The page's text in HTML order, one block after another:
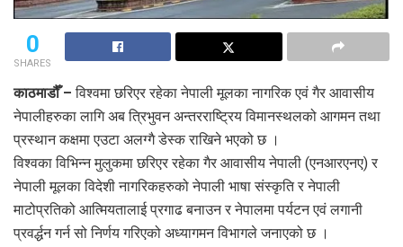
0
SHARES
काठमाडौँ – विश्वमा छरिएर रहेका नेपाली मूलका नागरिक एवं गैर आवासीय
नेपालीहरुका लागि अब त्रिभुवन अन्तरराष्ट्रिय विमानस्थलको आगमन तथा
प्रस्थान कक्षमा एउटा अलग्गै डेस्क राखिने भएको छ ।
विश्वका विभिन्न मुलुकमा छरिएर रहेका गैर आवासीय नेपाली (एनआरएनए) र
नेपाली मूलका विदेशी नागरिकहरुको नेपाली भाषा संस्कृति र नेपाली
माटोप्रतिको आत्मियतालाई प्रगाढ बनाउन र नेपालमा पर्यटन एवं लगानी
प्रवर्द्धन गर्न सो निर्णय गरिएको अध्यागमन विभागले जनाएको छ ।